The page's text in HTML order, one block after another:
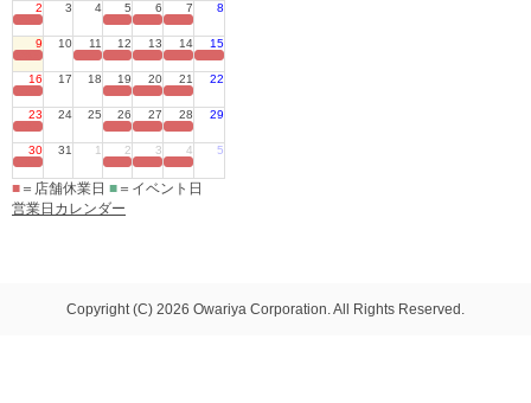
2 3 4 5 6 7 8
9 10 11 12 13 14 15
16 17 18 19 20 21 22
23 24 25 26 27 28 29
30 31 1 2 3 4 5
■ ＝店舗休業日 ■ ＝イベント日
営業日カレンダー
Copyright (C) 2026 Owariya Corporation. All Rights Reserved.